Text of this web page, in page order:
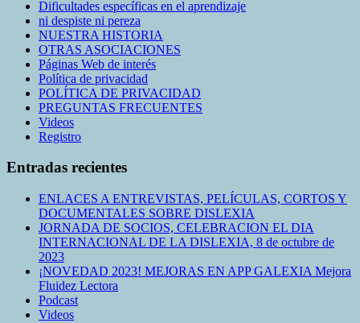
Dificultades específicas en el aprendizaje
ni despiste ni pereza
NUESTRA HISTORIA
OTRAS ASOCIACIONES
Páginas Web de interés
Política de privacidad
POLÍTICA DE PRIVACIDAD
PREGUNTAS FRECUENTES
Videos
Registro
Entradas recientes
ENLACES A ENTREVISTAS, PELÍCULAS, CORTOS Y
DOCUMENTALES SOBRE DISLEXIA
JORNADA DE SOCIOS, CELEBRACION EL DIA
INTERNACIONAL DE LA DISLEXIA, 8 de octubre de
2023
¡NOVEDAD 2023! MEJORAS EN APP GALEXIA Mejora
Fluidez Lectora
Podcast
Videos